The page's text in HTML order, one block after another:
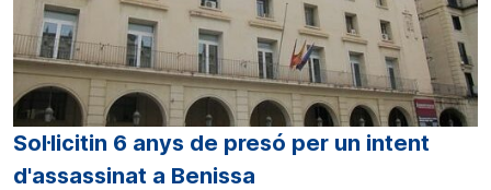
Sol·licitin 6 anys de presó per un intent
d'assassinat a Benissa